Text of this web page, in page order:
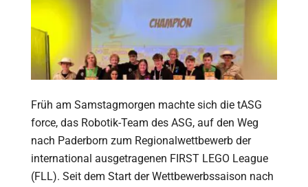
Früh am Samstagmorgen machte sich die tASG
force, das Robotik-Team des ASG, auf den Weg
nach Paderborn zum Regionalwettbewerb der
international ausgetragenen FIRST LEGO League
(FLL). Seit dem Start der Wettbewerbssaison nach